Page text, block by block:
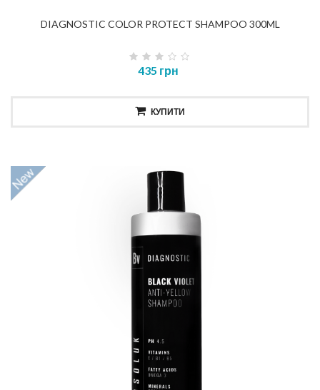
DIAGNOSTIC COLOR PROTECT SHAMPOO 300ML
435 грн
КУПИТИ